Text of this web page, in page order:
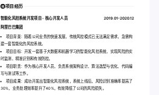
项目经历
智能化风控系统开发项目 - 核心开发人员
2019.01-2020.12
阿里巴巴集团
项目背景：随着公司业务的快速发展，传统风控模式已无法满足需求，急需构
建一套智能化的风控系统。
项目目标：开发一套基于大数据和机器学习的智能化风控系统，实现风险的实
时监测、精准识别和有效防控。
项目职责：作为核心开发人员，负责系统架构设计、算法选型与优化、代码编
写与测试等工作。
项目成果：成功开发出智能化风控系统，系统上线后，风险识别准确率提高了
30%，业务处理效率提升了40%，有效降低了公司的风险损失。